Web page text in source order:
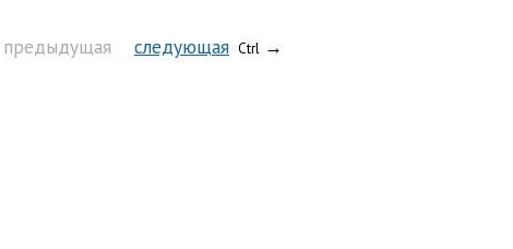
предыдущая следующая Ctrl →